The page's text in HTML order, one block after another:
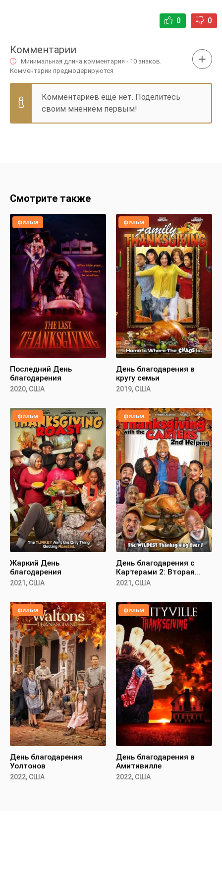
0 0
Комментарии
Минимальная длина комментария - 10 знаков.
Комментарии предмодерируются
Комментариев еще нет. Поделитесь
своим мнением первым!
Смотрите также
фильм
Последний День
благодарения
2020, США
фильм
День благодарения в
кругу семьи
2019, США
фильм
Жаркий День
благодарения
2021, США
фильм
День благодарения с
Картерами 2: Вторая
порция
2021, США
фильм
День благодарения
Уолтонов
2022, США
фильм
День благодарения в
Амитивилле
2022, США